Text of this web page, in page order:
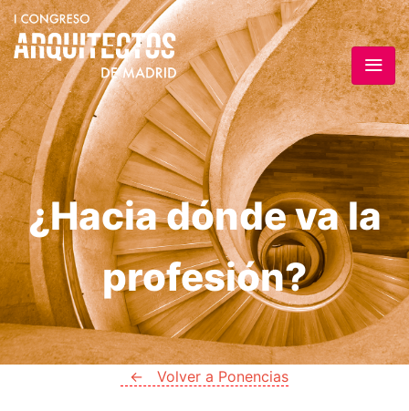
¿Hacia dónde va la
profesión?
← Volver a Ponencias